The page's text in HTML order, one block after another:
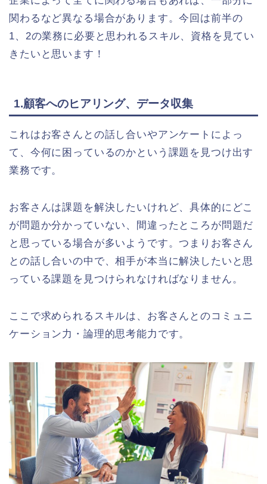
関わるなど異なる場合があります。今回は前半の
1、2の業務に必要と思われるスキル、資格を見てい
きたいと思います！
1.顧客へのヒアリング、データ収集
これはお客さんとの話し合いやアンケートによっ
て、今何に困っているのかという課題を見つけ出す
業務です。
お客さんは課題を解決したいけれど、具体的にどこ
が問題か分かっていない、間違ったところが問題だ
と思っている場合が多いようです。つまりお客さん
との話し合いの中で、相手が本当に解決したいと思
っている課題を見つけられなければなりません。
ここで求められるスキルは、 お客さんとのコミュニ
ケーション力・論理的思考能力 です。